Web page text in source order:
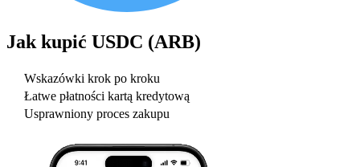
Jak kupić USDC (ARB)
Wskazówki krok po kroku
Łatwe płatności kartą kredytową
Usprawniony proces zakupu